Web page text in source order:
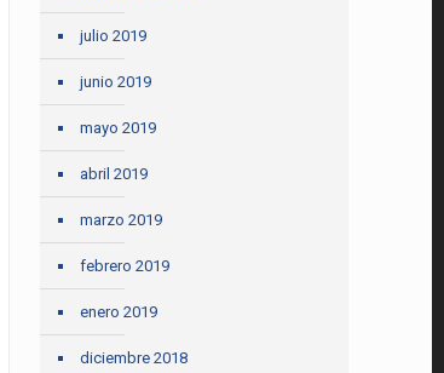
julio 2019
junio 2019
mayo 2019
abril 2019
marzo 2019
febrero 2019
enero 2019
diciembre 2018